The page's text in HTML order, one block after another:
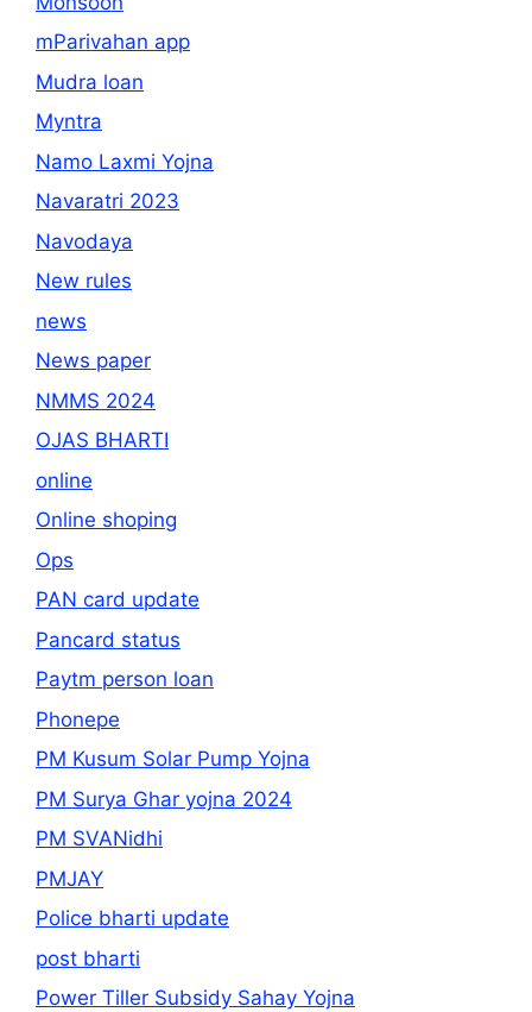
mParivahan app
Mudra loan
Myntra
Namo Laxmi Yojna
Navaratri 2023
Navodaya
New rules
news
News paper
NMMS 2024
OJAS BHARTI
online
Online shoping
Ops
PAN card update
Pancard status
Paytm person loan
Phonepe
PM Kusum Solar Pump Yojna
PM Surya Ghar yojna 2024
PM SVANidhi
PMJAY
Police bharti update
post bharti
Power Tiller Subsidy Sahay Yojna